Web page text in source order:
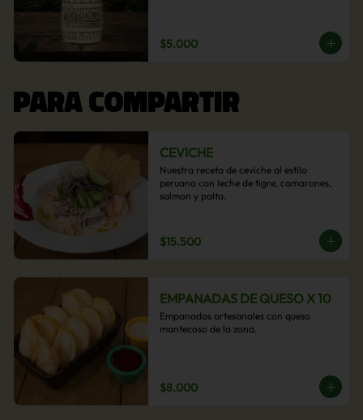
$5.000
PARA COMPARTIR
CEVICHE
Nuestra receta de ceviche al estilo
peruano con leche de tigre, camarones,
salmon y palta.
$15.500
EMPANADAS DE QUESO X 10
Empanadas artesanales con queso
mantecoso de la zona.
$8.000